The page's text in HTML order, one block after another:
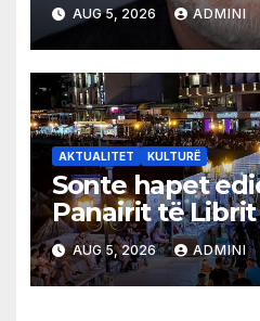
AUG 5, 2026 ADMINI
AKTUALITET KULTURË
Sonte hapet
Panairit të
AUG 5, 2026 ADMINI